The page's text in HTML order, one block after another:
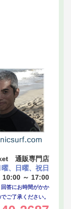
通販専門店
、日曜、祝日
～ 17:00
答にお時間がかか
ご了承ください。